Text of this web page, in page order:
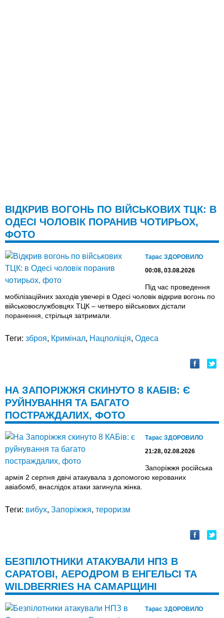
ВІДКРИВ ВОГОНЬ ПО ВІЙСЬКОВИХ ТЦК: В
ОДЕСІ ЧОЛОВІК ПОРАНИВ ЧОТИРЬОХ,
ФОТО
Тарас ЗДОРОВИЛО
00:08, 03.08.2026
Під час проведення
мобілізаційних заходів увечері в Одесі чоловік відкрив вогонь по
військовослужбовцях ТЦК – четверо військових дістали
поранення, стрільця затримали.
Теги: зброя, Кримінал, Нацполіція, Одеса
НА ЗАПОРІЖЖЯ СКИНУТО 8 КАБІВ: Є
РУЙНУВАННЯ ТА БАГАТО
ПОСТРАЖДАЛИХ, ФОТО
Тарас ЗДОРОВИЛО
21:28, 02.08.2026
Запоріжжя російська
армія 2 серпня двічі атакувала з допомогою керованих
авіабомб, внаслідок атаки загинула жінка.
Теги: вибух, Запоріжжя, тероризм
БЕЗПІЛОТНИКИ АТАКУВАЛИ НПЗ В
САРАТОВІ, АЕРОДРОМ В ЕНГЕЛЬСІ ТА
WILDBERRIES НА САМАРЩИНІ
Тарас ЗДОРОВИЛО